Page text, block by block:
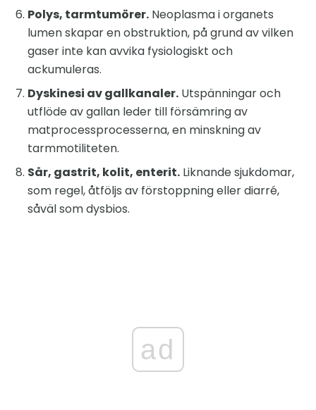
Polys, tarmtumörer. Neoplasma i organets
lumen skapar en obstruktion, på grund av vilken
gaser inte kan avvika fysiologiskt och
ackumuleras.
Dyskinesi av gallkanaler. Utspänningar och
utflöde av gallan leder till försämring av
matprocessprocesserna, en minskning av
tarmmotiliteten.
Sår, gastrit, kolit, enterit. Liknande sjukdomar,
som regel, åtföljs av förstoppning eller diarré,
såväl som dysbios.
ad